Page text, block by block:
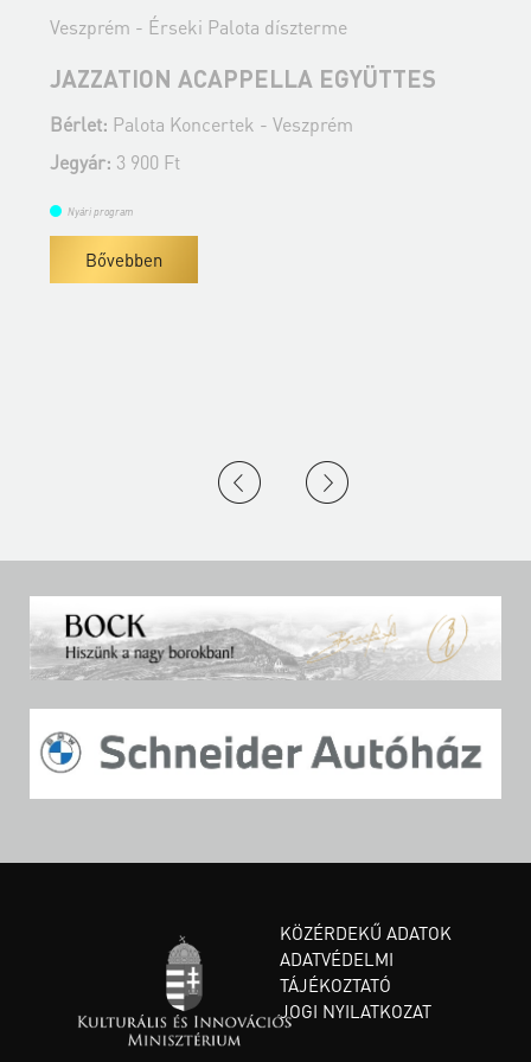
Veszprém - Érseki Palota díszterme
JAZZATION ACAPPELLA EGYÜTTES
Bérlet: Palota Koncertek - Veszprém
Jegyár: 3 900 Ft
Nyári program
Bővebben
KÖZÉRDEKŰ ADATOK
ADATVÉDELMI
TÁJÉKOZTATÓ
JOGI NYILATKOZAT